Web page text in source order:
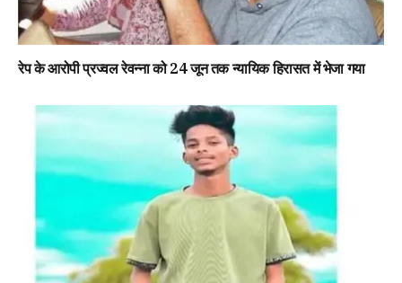
रेप के आरोपी प्रज्वल रेवन्ना को 24 जून तक न्यायिक हिरासत में भेजा गया